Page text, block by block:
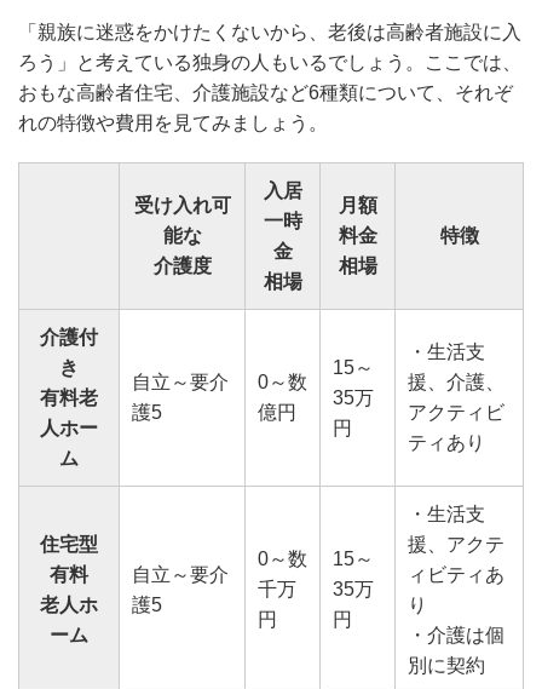
「親族に迷惑をかけたくないから、老後は高齢者施設に入
ろう」と考えている独身の人もいるでしょう。ここでは、
おもな高齢者住宅、介護施設など6種類について、それぞ
れの特徴や費用を見てみましょう。
受け入れ可
能な
介護度
入居
一時
金
相場
月額
料金
相場
特徴
介護付
き
有料老
人ホー
ム
自立～要介
護5
0～数
億円
15～
35万
円
・生活支
援、介護、
アクティビ
ティあり
住宅型
有料
老人ホ
ーム
自立～要介
護5
0～数
千万
円
15～
35万
円
・生活支
援、アクテ
ィビティあ
り
・介護は個
別に契約